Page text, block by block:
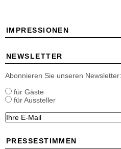
IMPRESSIONEN
NEWSLETTER
Abonnieren Sie unseren Newsletter:
für Gäste
für Aussteller
PRESSESTIMMEN